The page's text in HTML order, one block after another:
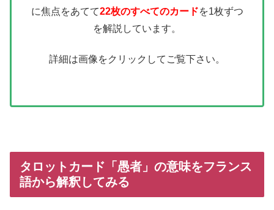
に焦点をあてて22枚のすべてのカードを1枚ずつ
を解説しています。
詳細は画像をクリックしてご覧下さい。
タロットカード「愚者」の意味をフランス
語から解釈してみる